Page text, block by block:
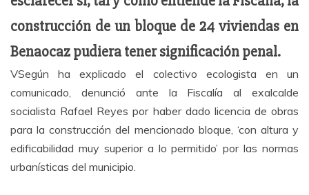
construcción de un bloque de 24 viviendas en
Benaocaz pudiera tener significación penal.
VSegún ha explicado el colectivo ecologista en un
comunicado, denunció ante la Fiscalía al exalcalde
socialista Rafael Reyes por haber dado licencia de obras
para la construcción del mencionado bloque, ‘con altura y
edificabilidad muy superior a lo permitido’ por las normas
urbanísticas del municipio.